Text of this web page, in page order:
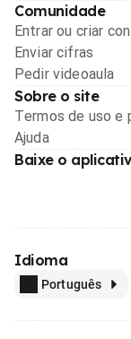
Comunidade
Entrar ou criar
Enviar cifras
Pedir videoaula
Sobre o site
Termos de uso e
Ajuda
Baixe o
Idioma
Português